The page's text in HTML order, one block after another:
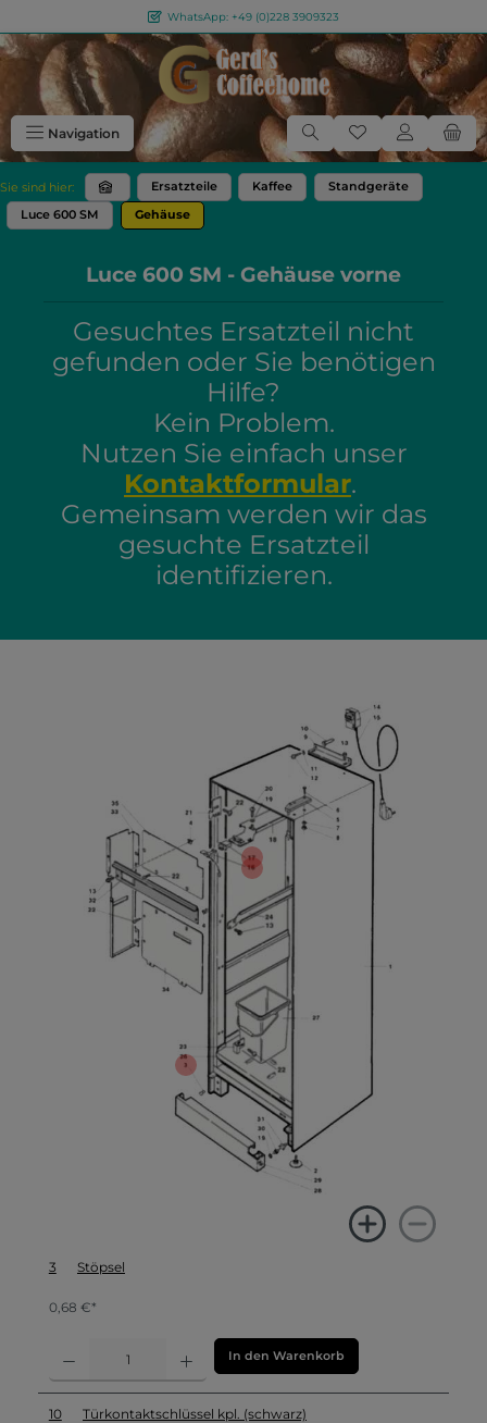
Zum Hauptinhalt springenWhatsApp: +49 (0)228 3909323
Navigation Du hast 0
Sie sind hier: Ersatzteile Kaffee
Standgeräte
Luce 600 SM
Gehäuse
Luce 600 SM - Gehäuse vorne
Gesuchtes Ersatzteil nicht
gefunden oder Sie benötigen
Hilfe?
Kein Problem.
Nutzen Sie einfach unser
Kontaktformular.
Gemeinsam werden wir das
gesuchte Ersatzteil
identifizieren.
3 Stöpsel
0,68 €*
In den Warenkorb
10 Türkontaktschlüssel kpl. (schwarz)